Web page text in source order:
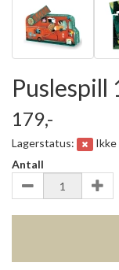
Puslespill
179,-
Lagerstatus:
Ikke
Antall